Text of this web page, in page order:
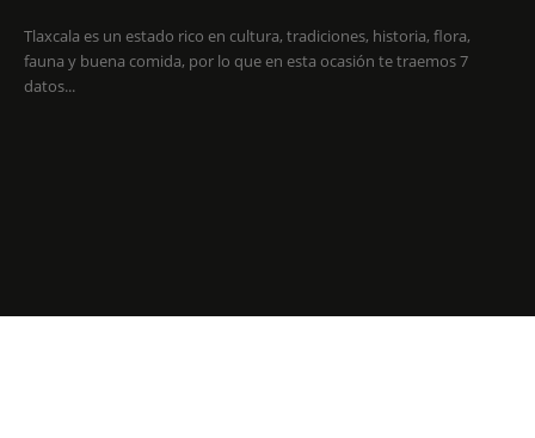
Tlaxcala es un estado rico en cultura, tradiciones, historia, flora,
fauna y buena comida, por lo que en esta ocasión te traemos 7
datos...